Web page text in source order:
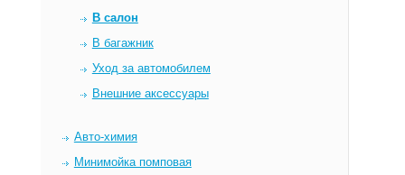
В салон
В багажник
Уход за автомобилем
Внешние аксессуары
Авто-химия
Минимойка помповая